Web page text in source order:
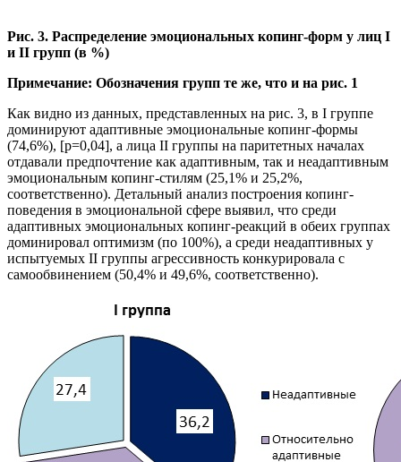
Рис. 3. Распределение эмоциональных копинг-форм у лиц I
и II групп (в %)
Примечание: Обозначения групп те же, что и на рис. 1
Как видно из данных, представленных на рис. 3, в I группе
доминируют адаптивные эмоциональные копинг-формы
(74,6%), [p=0,04], а лица II группы на паритетных началах
отдавали предпочтение как адаптивным, так и неадаптивным
эмоциональным копинг-стилям (25,1% и 25,2%,
соответственно). Детальный анализ построения копинг-
поведения в эмоциональной сфере выявил, что среди
адаптивных эмоциональных копинг-реакций в обеих группах
доминировал оптимизм (по 100%), а среди неадаптивных у
испытуемых II группы агрессивность конкурировала с
самообвинением (50,4% и 49,6%, соответственно).